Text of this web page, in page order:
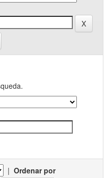
| Ordenar por